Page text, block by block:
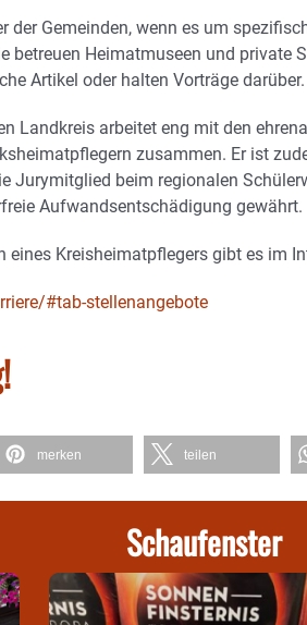
der Gemeinden, wenn es um
betreuen Heimatmuseen und private
Artikel oder halten Vorträge darüber.
Landkreis arbeitet eng mit den
zusammen. Er ist
Jurymitglied beim regionalen
Aufwandsentschädigung gewährt.
eines Kreisheimatpflegers gibt es im
#tab-stellenangebote
merken teilen
Schaufenster